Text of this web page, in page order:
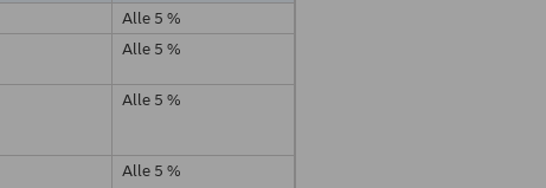
Alle 5 %
Alle 5 %
Alle 5 %
Alle 5 %